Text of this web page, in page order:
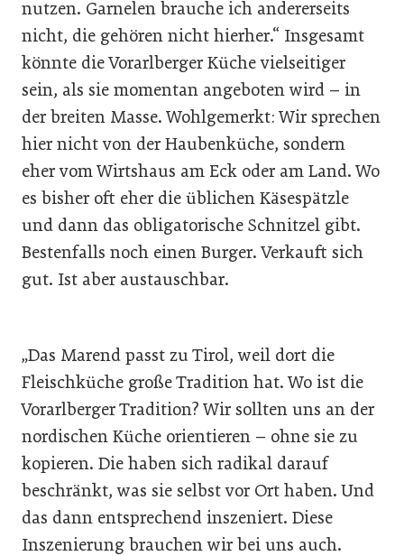
nutzen. Garnelen brauche ich andererseits
nicht, die gehören nicht hierher.“ Insgesamt
könnte die Vorarlberger Küche vielseitiger
sein, als sie momentan angeboten wird – in
der breiten Masse. Wohlgemerkt: Wir sprechen
hier nicht von der Haubenküche, sondern
eher vom Wirtshaus am Eck oder am Land. Wo
es bisher oft eher die üblichen Käsespätzle
und dann das obligatorische Schnitzel gibt.
Bestenfalls noch einen Burger. Verkauft sich
gut. Ist aber austauschbar.
„Das Marend passt zu Tirol, weil dort die
Fleischküche große Tradition hat. Wo ist die
Vorarlberger Tradition? Wir sollten uns an der
nordischen Küche orientieren – ohne sie zu
kopieren. Die haben sich radikal darauf
beschränkt, was sie selbst vor Ort haben. Und
das dann entsprechend inszeniert. Diese
Inszenierung brauchen wir bei uns auch.